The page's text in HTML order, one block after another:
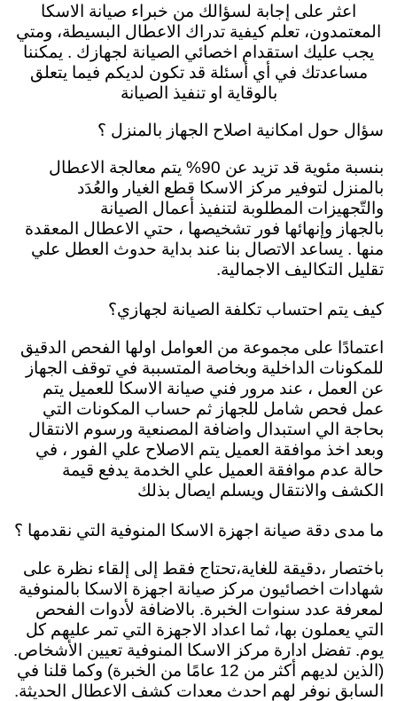
اعثر على إجابة لسؤالك من خبراء صيانة الاسكا
المعتمدون، تعلم كيفية تدراك الاعطال البسيطة، ومتي
يجب عليك استقدام اخصائي الصيانة لجهازك . يمكننا
مساعدتك في أي أسئلة قد تكون لديكم فيما يتعلق
بالوقاية او تنفيذ الصيانة
سؤال حول امكانية اصلاح الجهاز بالمنزل ؟
بنسبة مئوية قد تزيد عن 90% يتم معالجة الاعطال
بالمنزل لتوفير مركز الاسكا قطع الغيار والعُدَد
والتّجهيزات المطلوبة لتنفيذ أعمال الصيانة
بالجهاز وإنهائها فور تشخيصها ، حتي الاعطال المعقدة
منها . يساعد الاتصال بنا عند بداية حدوث العطل علي
تقليل التكاليف الاجمالية.
كيف يتم احتساب تكلفة الصيانة لجهازي؟
اعتمادًا على مجموعة من العوامل اولها الفحص الدقيق
للمكونات الداخلية وبخاصة المتسببة في توقف الجهاز
عن العمل ، عند مرور فني صيانة الاسكا للعميل يتم
عمل فحص شامل للجهاز ثم حساب المكونات التي
بحاجة الي استبدال واضافة المصنعية ورسوم الانتقال
وبعد اخذ موافقة العميل يتم الاصلاح علي الفور ، في
حالة عدم موافقة العميل علي الخدمة يدفع قيمة
الكشف والانتقال ويسلم ايصال بذلك
ما مدى دقة صيانة اجهزة الاسكا المنوفية التي نقدمها ؟
باختصار ،دقيقة للغاية،تحتاج فقط إلى إلقاء نظرة على
شهادات اخصائيون مركز صيانة اجهزة الاسكا بالمنوفية
لمعرفة عدد سنوات الخبرة. بالاضافة لأدوات الفحص
التي يعملون بها، ثما اعداد الاجهزة التي تمر عليهم كل
يوم. تفضل ادارة مركز الاسكا المنوفية تعيين الأشخاص.
(الذين لديهم أكثر من 12 عامًا من الخبرة) وكما قلنا في
السابق نوفر لهم احدث معدات كشف الاعطال الحديثة.